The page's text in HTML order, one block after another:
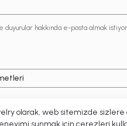
olarak, web sitemizde sizlere
sunmak için çerezleri
duyurular hakkında e-posta almak